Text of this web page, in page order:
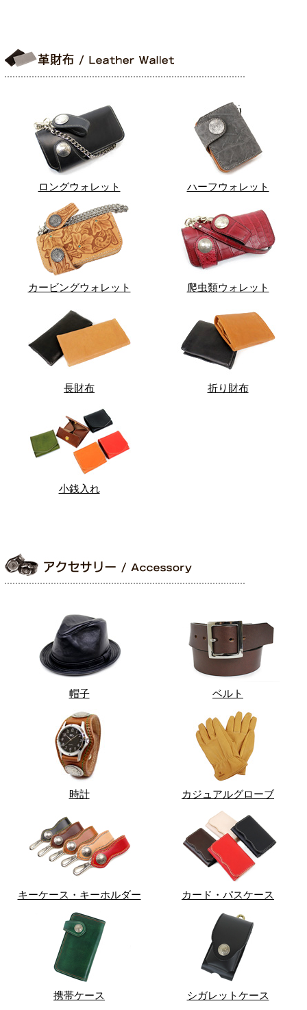
ロングウォレット ハーフウォレット
カービングウォレット 爬虫類ウォレット
長財布 折り財布
小銭入れ
帽子 ベルト
時計 カジュアルグローブ
キーケース・キーホルダー カード・パスケース
携帯ケース シガレットケース